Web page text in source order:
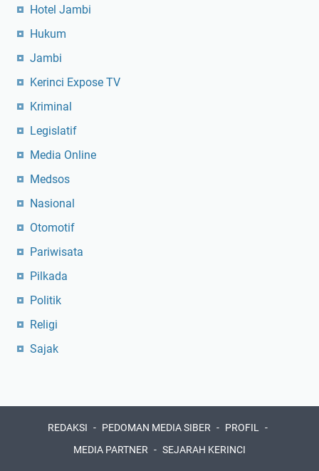
Hotel Jambi
Hukum
Jambi
Kerinci Expose TV
Kriminal
Legislatif
Media Online
Medsos
Nasional
Otomotif
Pariwisata
Pilkada
Politik
Religi
Sajak
REDAKSI PEDOMAN MEDIA SIBER
PROFIL
MEDIA PARTNER
SEJARAH KERINCI